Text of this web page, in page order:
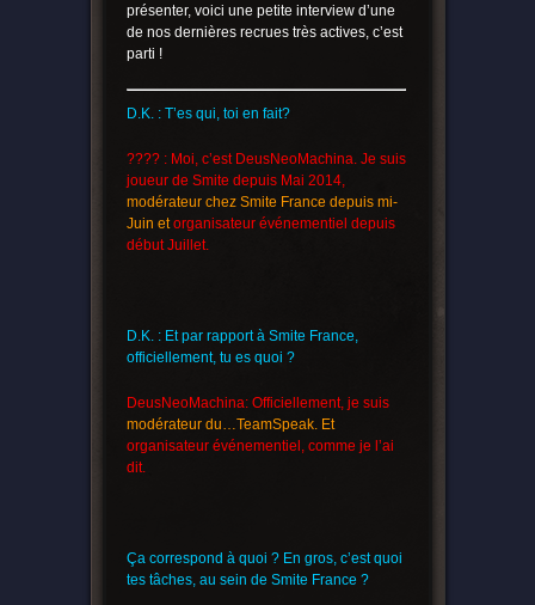
présenter, voici une petite interview d’une
de nos dernières recrues très actives, c’est
parti !
D.K. : T’es qui, toi en fait?
???? : Moi, c’est DeusNeoMachina. Je suis
joueur de Smite depuis Mai 2014,
modérateur chez Smite France depuis mi-
Juin etorganisateur événementiel depuis
début Juillet.
D.K. : Et par rapport à Smite France,
officiellement, tu es quoi ?
DeusNeoMachina: Officiellement, je suis
modérateur du…TeamSpeak. Et
organisateur événementiel, comme je l’ai
dit.
Ça correspond à quoi ? En gros, c’est quoi
tes tâches, au sein de Smite France ?